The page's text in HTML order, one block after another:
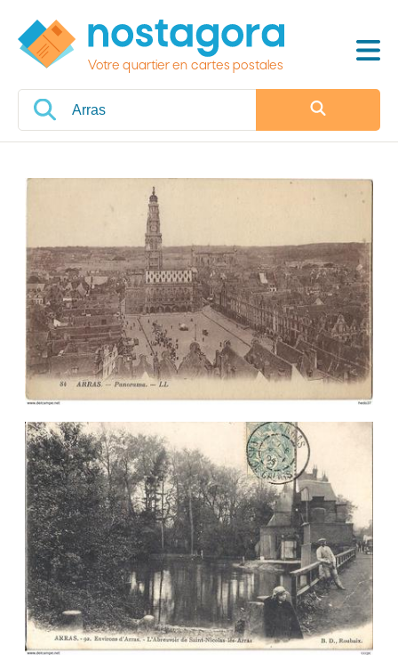
Votre quartier en cartes postales